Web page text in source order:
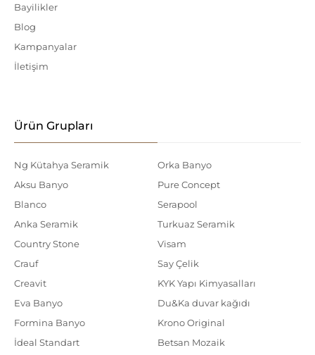
Bayilikler
Blog
Kampanyalar
İletişim
Ürün Grupları
Ng Kütahya Seramik
Aksu Banyo
Blanco
Anka Seramik
Country Stone
Crauf
Creavit
Eva Banyo
Formina Banyo
İdeal Standart
Orka Banyo
Pure Concept
Serapool
Turkuaz Seramik
Visam
Say Çelik
KYK Yapı Kimyasalları
Du&Ka duvar kağıdı
Krono Original
Betsan Mozaik